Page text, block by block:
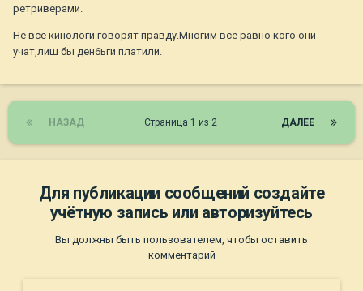
ретриверами.
Не все кинологи говорят правду.Многим всё равно кого они
учат,лиш бы ден6ьги платили.
НАЗАД ДАЛЕЕ
Страница 1 из 2
Для публикации сообщений создайте
учётную запись или авторизуйтесь
Вы должны быть пользователем, чтобы оставить
комментарий